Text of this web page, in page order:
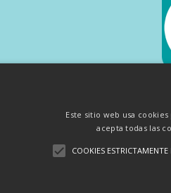
54 Congreso Nacional de Podología -
Este sitio web usa
acepta todas las
COOKIES ESTRICTAMENTE